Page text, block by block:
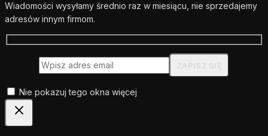
Wiadomości wysyłamy średnio raz w miesiącu, nie sprzedajemy
adresów innym firmom.
Nie pokazuj tego okna więcej